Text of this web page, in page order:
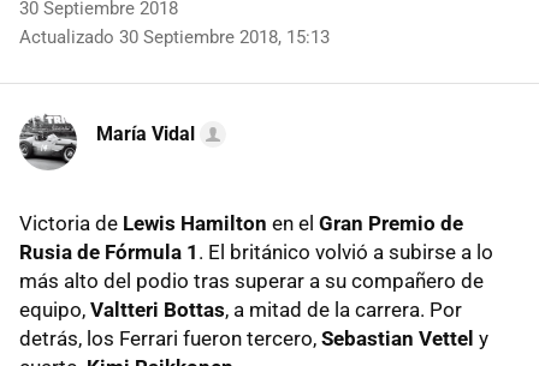
30 Septiembre 2018
Actualizado 30 Septiembre 2018, 15:13
María Vidal
Victoria de Lewis Hamilton en el Gran Premio de
Rusia de Fórmula 1 . El británico volvió a subirse a lo
más alto del podio tras superar a su compañero de
equipo, Valtteri Bottas, a mitad de la carrera. Por
detrás, los Ferrari fueron tercero, Sebastian Vettel y